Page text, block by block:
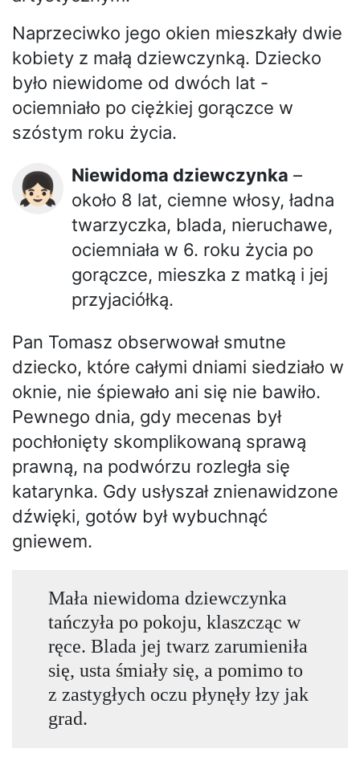
Naprzeciwko jego okien mieszkały dwie
kobiety z małą dziewczynką. Dziecko
było niewidome od dwóch lat -
ociemniało po ciężkiej gorączce w
szóstym roku życia.
👧🏻 Niewidoma dziewczynka –
około 8 lat, ciemne włosy, ładna
twarzyczka, blada, nieruchawe,
ociemniała w 6. roku życia po
gorączce, mieszka z matką i jej
przyjaciółką.
Pan Tomasz obserwował smutne
dziecko, które całymi dniami siedziało w
oknie, nie śpiewało ani się nie bawiło.
Pewnego dnia, gdy mecenas był
pochłonięty skomplikowaną sprawą
prawną, na podwórzu rozległa się
katarynka. Gdy usłyszał znienawidzone
dźwięki, gotów był wybuchnąć
gniewem.
Mała niewidoma dziewczynka
tańczyła po pokoju, klaszcząc w
ręce. Blada jej twarz zarumieniła
się, usta śmiały się, a pomimo to
z zastygłych oczu płynęły łzy jak
grad.